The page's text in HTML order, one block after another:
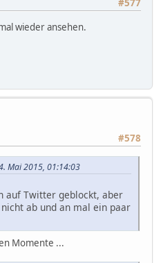
#577
wieder ansehen.
#578
Mai 2015, 01:14:03
auf Twitter geblockt, aber
ab und an mal ein paar
Momente ...